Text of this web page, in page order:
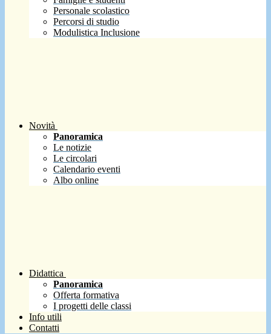
Personale scolastico
Percorsi di studio
Modulistica Inclusione
Novità
Panoramica
Le notizie
Le circolari
Calendario eventi
Albo online
Didattica
Panoramica
Offerta formativa
I progetti delle classi
Info utili
Contatti